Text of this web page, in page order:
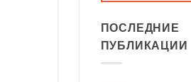
ПОСЛЕДНИЕ
ПУБЛИКАЦИИ